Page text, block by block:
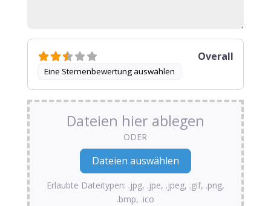
Eine Sternenbewertung auswählen
Overall
Dateien hier ablegen
ODER
Erlaubte Dateitypen: .jpg, .jpe, .jpeg, .gif, .png,
.bmp, .ico